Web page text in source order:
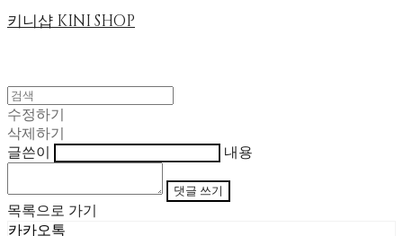
키니샵 KINI SHOP
수정하기
삭제하기
글쓴이
내용
댓글 쓰기
목록으로 가기
카카오톡